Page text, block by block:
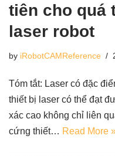
tiên cho quá
laser robot
by iRobotCAMReference
Tóm tắt: Laser có đặc
thiết bị laser có thể đạt
xác cao không chỉ liên
cứng thiết… Read More